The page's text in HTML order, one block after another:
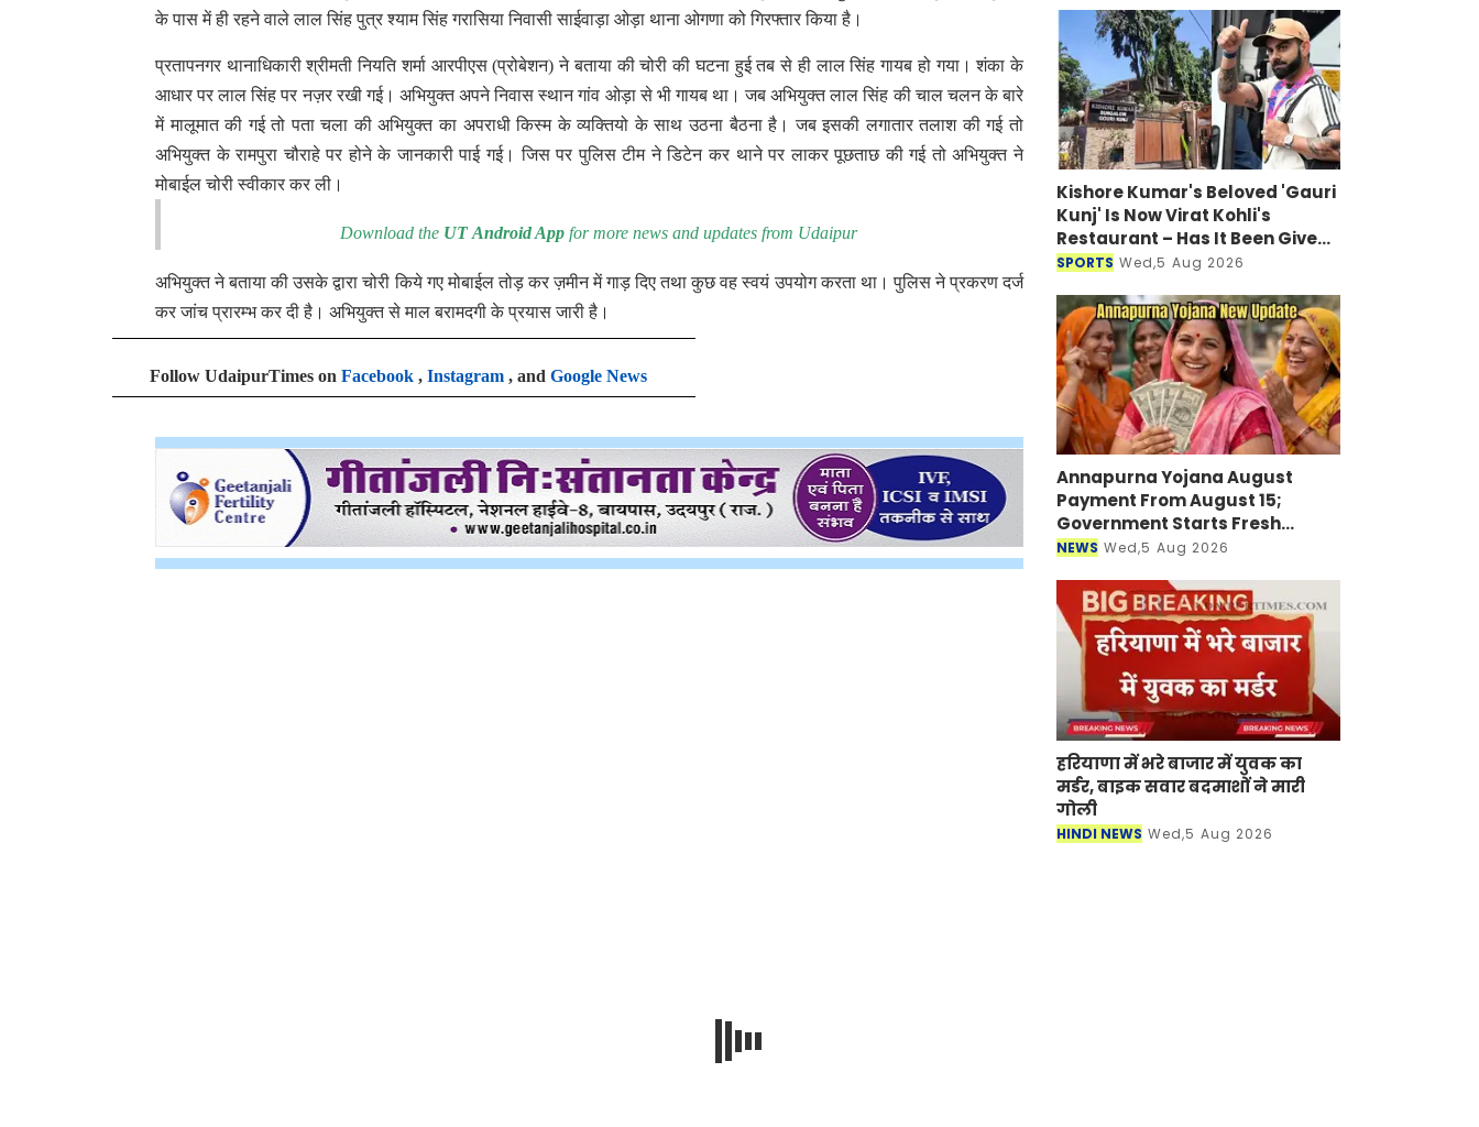
के पास में ही रहने वाले लाल सिंह पुत्र श्याम सिंह गरासिया निवासी साईवाड़ा ओड़ा थाना ओगणा को गिरफ्तार किया है।
प्रतापनगर थानाधिकारी श्रीमती नियति शर्मा आरपीएस (प्रोबेशन) ने बताया की चोरी की घटना हुई तब से ही लाल सिंह गायब हो गया। शंका के
आधार पर लाल सिंह पर नज़र रखी गई। अभियुक्त अपने निवास स्थान गांव ओड़ा से भी गायब था। जब अभियुक्त लाल सिंह की चाल चलन के बारे
में मालूमात की गई तो पता चला की अभियुक्त का अपराधी किस्म के व्यक्तियो के साथ उठना बैठना है। जब इसकी लगातार तलाश की गई तो
अभियुक्त के रामपुरा चौराहे पर होने के जानकारी पाई गई। जिस पर पुलिस टीम ने डिटेन कर थाने पर लाकर पूछताछ की गई तो अभियुक्त ने
मोबाईल चोरी स्वीकार कर ली।
Download the UT Android App for more news and updates from Udaipur
अभियुक्त ने बताया की उसके द्वारा चोरी किये गए मोबाईल तोड़ कर ज़मीन में गाड़ दिए तथा कुछ वह स्वयं उपयोग करता था। पुलिस ने प्रकरण दर्ज
कर जांच प्रारम्भ कर दी है। अभियुक्त से माल बरामदगी के प्रयास जारी है।
Follow UdaipurTimes on Facebook , Instagram , and Google News
Kishore Kumar's Beloved 'Gauri
Kunj' Is Now Virat Kohli's
Restaurant – Has It Been Given
a New Look?
SPORTS Wed,5 Aug 2026
Annapurna Yojana August
Payment From August 15;
Government Starts Fresh
Verification Drive
NEWS Wed,5 Aug 2026
हरियाणा में भरे बाजार में युवक का
मर्डर, बाइक सवार बदमाशों ने मारी
गोली
HINDI NEWS Wed,5 Aug 2026